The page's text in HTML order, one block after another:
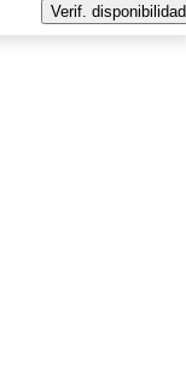
Verif. disponibilidad